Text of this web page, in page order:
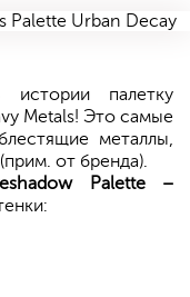
палетку
Metals! Это самые
металлы,
от бренда).
Palette –